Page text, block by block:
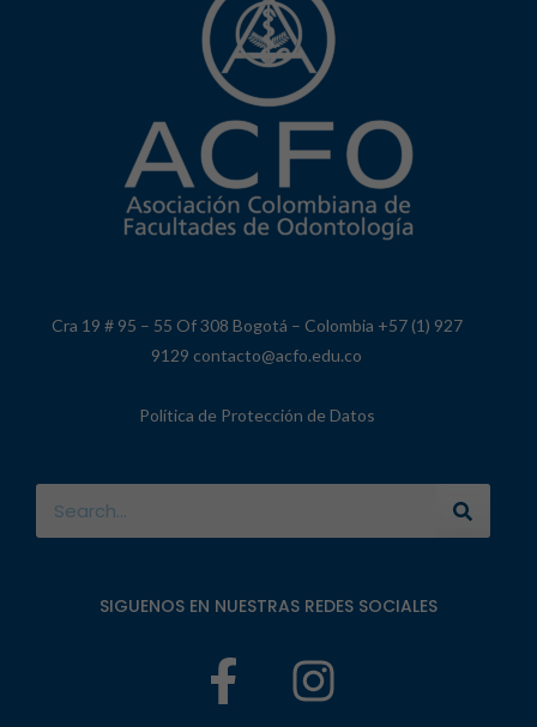
Cra 19 # 95 – 55 Of 308 Bogotá – Colombia +57 (1) 927
9129 contacto@acfo.edu.co
Política de Protección de Datos
SIGUENOS EN NUESTRAS REDES SOCIALES